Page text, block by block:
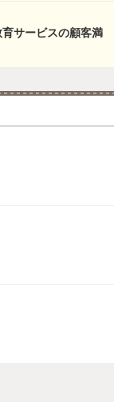
育サービスの顧客満